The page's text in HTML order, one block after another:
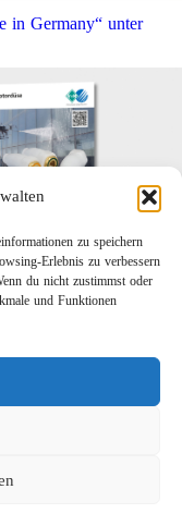
zu speichern
Erlebnis zu verbessern
du nicht zustimmst oder
und Funktionen
in Germany“ unter